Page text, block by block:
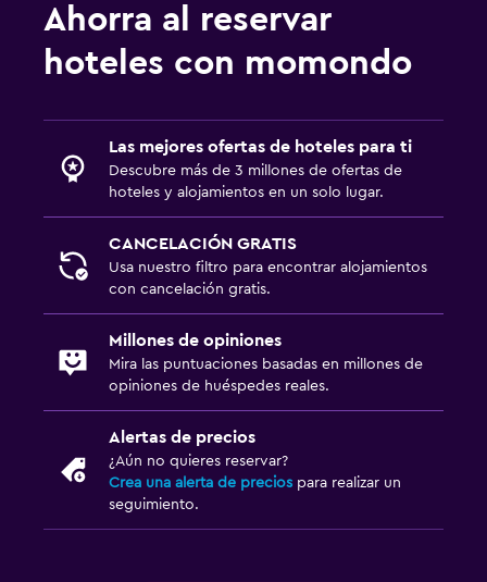
Ahorra al reservar
hoteles con momondo
Las mejores ofertas de hoteles para ti
Descubre más de 3 millones de ofertas de
hoteles y alojamientos en un solo lugar.
CANCELACIÓN GRATIS
Usa nuestro filtro para encontrar alojamientos
con cancelación gratis.
Millones de opiniones
Mira las puntuaciones basadas en millones de
opiniones de huéspedes reales.
Alertas de precios
¿Aún no quieres reservar?
Crea una alerta de precios para realizar un
seguimiento.